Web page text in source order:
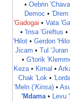
• Oebrin 'Chava
Democ • 'Drem
'Gadogai • Vata
• 'Insa 'Greftus •
'Hilot • Gerdon
Jicam • Tul 'Juran
• G'torik
Keza• Kimal •
Chak 'Lok •
'Meln (’Kinsa) •
'Mdama• Levu